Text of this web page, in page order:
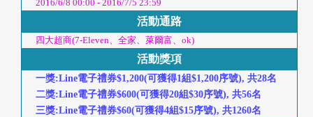
2016/6/8 00:00 - 2016/7/5 23:59
活動通路
四大超商(7-Eleven、全家、萊爾富、ok)
活動獎項
一獎:Line電子禮券$1,200(可獲得1組$1,200序號), 共28名
二獎:Line電子禮券$600(可獲得20組$30序號), 共56名
三獎:Line電子禮券$60(可獲得4組$15序號), 共1260名